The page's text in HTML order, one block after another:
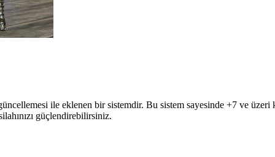
ile eklenen bir sistemdir. Bu sistem sayesinde +7 ve üzeri
güçlendirebilirsiniz.